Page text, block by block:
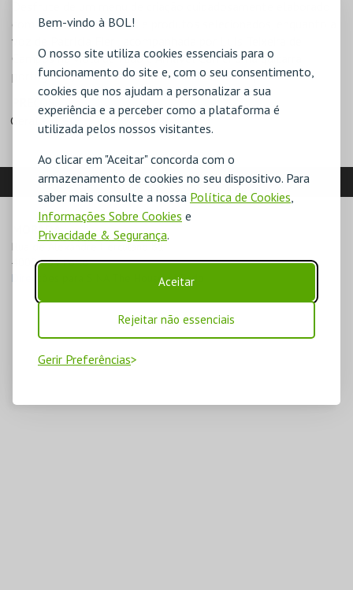
Bem-vindo à BOL!
O nosso site utiliza cookies essenciais para o
funcionamento do site e, com o seu consentimento,
cookies que nos ajudam a personalizar a sua
experiência e a perceber como a plataforma é
utilizada pelos nossos visitantes.
Ao clicar em "Aceitar" concorda com o
armazenamento de cookies no seu dispositivo. Para
saber mais consulte a nossa Política de Cookies,
Informações Sobre Cookies e
Privacidade & Segurança.
Aceitar
Rejeitar não essenciais
Gerir Preferências
com sabores autênticos e produtos selecionados, enquanto a
voz de Patrícia Fier , acompanhada por Luís Teixeira de
Campos na viola de fado e Amável Carneiro na guitarra
portuguesa, criam um ambiente íntimo e inesquecível.
Geral - 50€
LOCALIZAÇÃO
MORADA
Rua de Alexandre Herculano 81
4000-054 Porto
Direcções para SINA The House of Fado